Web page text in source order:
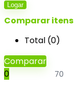
70
Logar
Comparar itens
Total (0)
Comparar
0